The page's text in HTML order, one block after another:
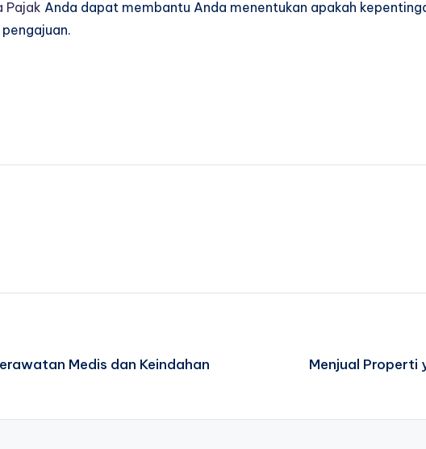
Pajak Anda dapat membantu Anda menentukan apakah
Medis dan Keindahan
Menjual Properti